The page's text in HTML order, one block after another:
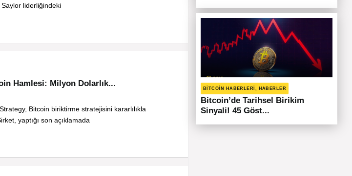
liderliğindeki
Hamlesi: Milyon Dolarlık...
Bitcoin biriktirme stratejisini kararlılıkla
yaptığı son açıklamada
BITCOIN HABERLERI, HABERLER
Bitcoin’de Tarihsel Birikim
Sinyali! 45 Göst...